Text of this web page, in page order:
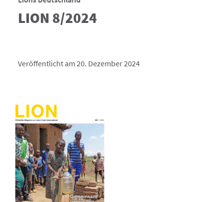
LION 8/2024
Veröffentlicht am 20. Dezember 2024